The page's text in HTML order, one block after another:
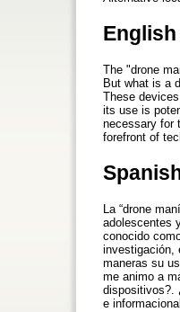
The "drone
But what is a
These
its use is
necessary for
forefront of
La “drone
adolescentes
conocido
investigación,
maneras su
me animo a
dispositivos?.
e